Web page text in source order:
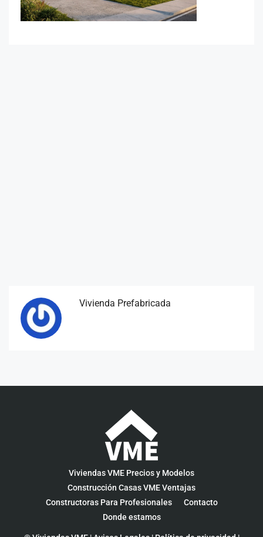
Vivienda Prefabricada
Viviendas VME Precios y Modelos
Construcción Casas VME Ventajas
Constructoras Para Profesionales
Contacto
Donde estamos